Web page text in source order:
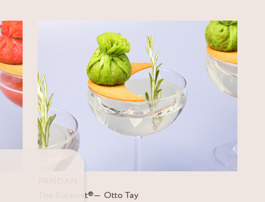
The Botanist®
Otto Tay